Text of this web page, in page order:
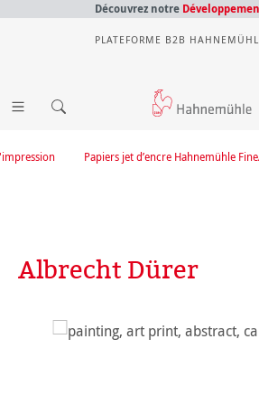
Découvrez notre
PLATEFORME B2B
Papiers jet d’encre Hahnemühle
Albrecht Dürer
Ignorer la galerie d'images